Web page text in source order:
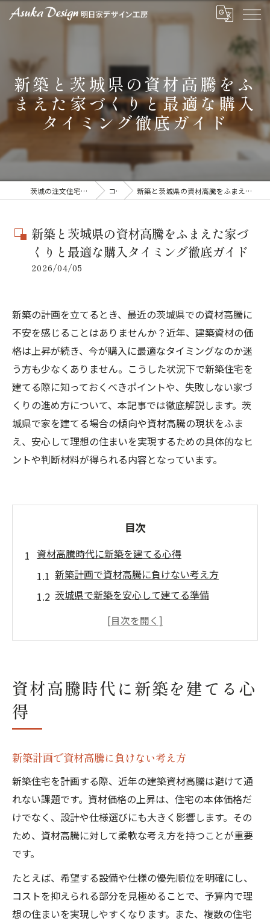
新築と茨城県の資材高騰をふ
まえた家づくりと最適な購入
タイミング徹底ガイド
茨城の注文住宅なら明日家デザイン工房 コラム 新築と茨城県の資材高騰をふまえた家づくりと最適な購入タイミング徹底ガイド
新築と茨城県の資材高騰をふまえた家づ
くりと最適な購入タイミング徹底ガイド
2026/04/05
新築の計画を立てるとき、最近の茨城県での資材高騰に
不安を感じることはありませんか？近年、建築資材の価
格は上昇が続き、今が購入に最適なタイミングなのか迷
う方も少なくありません。こうした状況下で新築住宅を
建てる際に知っておくべきポイントや、失敗しない家づ
くりの進め方について、本記事では徹底解説します。茨
城県で家を建てる場合の傾向や資材高騰の現状をふま
え、安心して理想の住まいを実現するための具体的なヒ
ントや判断材料が得られる内容となっています。
目次
資材高騰時代に新築を建てる心得
新築計画で資材高騰に負けない考え方
茨城県で新築を安心して建てる準備
資材高騰時代に失敗しない新築の基本
新築購入を茨城県で決断するための基準
新築購入に迷ったら知っておきたい茨城県
の現状
茨城県で新築を建てるか迷う時の判断材料
茨城県で理想の新築に近づく選び方
建築資材高騰の背景と将来動向
茨城県の新築に直結する資材高騰の背景解
説
建築資材高騰と新築価格への影響を考える
資材高騰時代に新築を建てる心
得
新築計画で資材高騰に負けない考え方
新築住宅を計画する際、近年の建築資材高騰は避けて通
れない課題です。資材価格の上昇は、住宅の本体価格だ
けでなく、設計や仕様選びにも大きく影響します。その
ため、資材高騰に対して柔軟な考え方を持つことが重要
です。
たとえば、希望する設備や仕様の優先順位を明確にし、
コストを抑えられる部分を見極めることで、予算内で理
想の住まいを実現しやすくなります。また、複数の住宅